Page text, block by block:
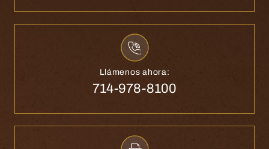
Llámenos ahora:
714-978-8100